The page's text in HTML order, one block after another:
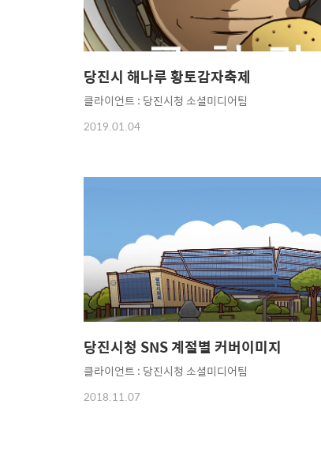
당진시 해나루 황토감자축제
클라이언트 : 당진시청 소셜미디어팀
2019.01.04
당진시청 SNS 계절별 커버이미지
클라이언트 : 당진시청 소셜미디어팀
2018.11.07